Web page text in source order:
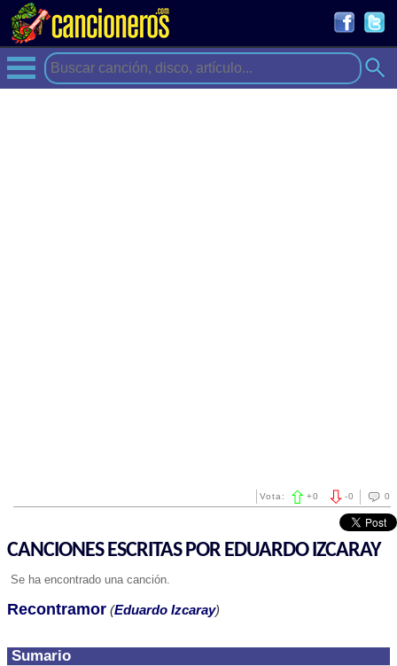
0
-0
Vota: +0
CANCIONES ESCRITAS POR EDUARDO IZCARAY
Se ha encontrado una canción.
Sumario
Recontramor (Eduardo Izcaray)